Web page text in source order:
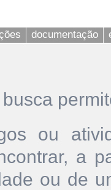
documentação
ou
a
ou de